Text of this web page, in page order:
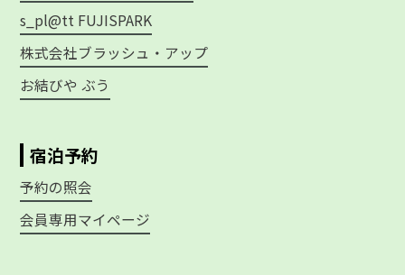
s_pl@tt FUJISPARK
株式会社ブラッシュ・アップ
お結びや ぶう
宿泊予約
予約の照会
会員専用マイページ